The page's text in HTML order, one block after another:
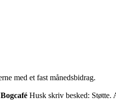
med et fast månedsbidrag.
Husk skriv besked: Støtte.